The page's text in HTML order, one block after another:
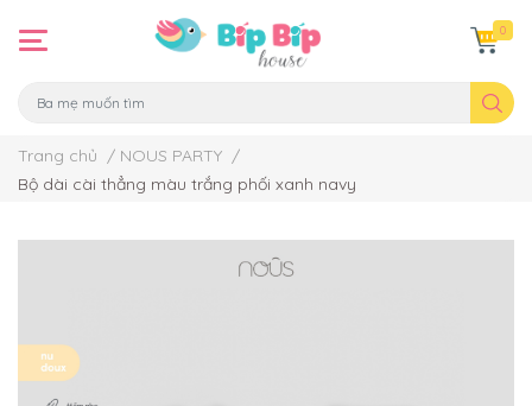
0
Trang chủ / NOUS PARTY /
Bộ dài cài thẳng màu trắng phối xanh navy